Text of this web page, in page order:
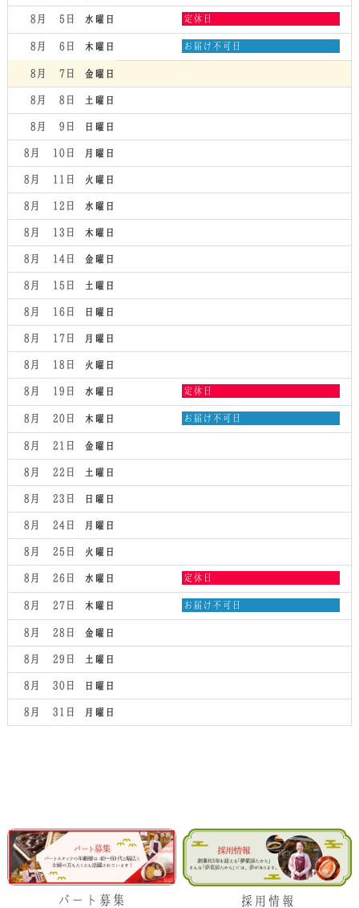
水曜日
8月 5
水
日,
8
2026
定休日
木曜日
8月 6
木
2026
お届け不可日
金曜日
8月 7
土曜日
8月 8
日曜日
8月 9
月曜日
8月 10
火曜日
8月 11
水曜日
8月 12
木曜日
8月 13
金曜日
8月 14
土曜日
8月 15
日曜日
8月 16
月曜日
8月 17
火曜日
8月 18
水曜日
8月 19
水
日,
8
2026
定休日
木曜日
8月 20
木
2026
お届け不可日
金曜日
8月 21
土曜日
8月 22
日曜日
8月 23
月曜日
8月 24
火曜日
8月 25
水曜日
8月 26
水
日,
8
2026
定休日
木曜日
8月 27
木
2026
お届け不可日
金曜日
8月 28
土曜日
8月 29
日曜日
8月 30
月曜日
8月 31
パート募集 採用情報